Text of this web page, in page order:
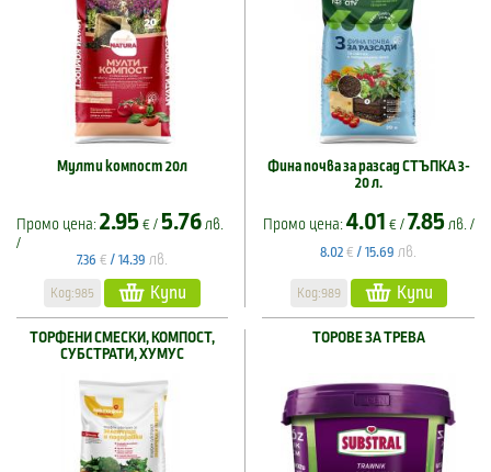
Мулти компост 20л
Промо цена: 2.95 € / 5.76 лв.
/
7.36 € / 14.39 лв.
Код:985 Купи
Фина почва за разсад СТЪПКА 3-
20 л.
Промо цена: 4.01 € / 7.85 лв. /
8.02 € / 15.69 лв.
Код:989 Купи
ТОРФЕНИ СМЕСКИ, КОМПОСТ,
СУБСТРАТИ, ХУМУС
ТОРОВЕ ЗА ТРЕВА